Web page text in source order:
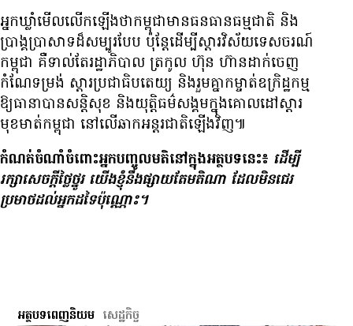
អ្នកឃ្លាំមើល​លើក​ឡើង​ថា​កម្ពុជា​មាន​ធនធាន​ធម្មជាតិ និង​
ប្រាង្គ​ប្រាសាទ​ដ៏​សម្បូរ​បែប ប៉ុន្តែ​ដើម្បី​ស្ដារ​វិស័យ​ទេសចរណ៍​
កម្ពុជា គឺ​ទាល់​តែ​រដ្ឋាភិបាល ត្រកូល ហ៊ុន ហ៊ាន​ដាក់​ចេញ​
កំណែទម្រង់ ស្ដារ​ប្រជាធិបតេយ្យ និង​រួមគ្នា​កម្ចាត់​ឧក្រិដ្ឋកម្ម​
ឱ្យ​ធានា​បាន​សន្តិសុខ និង​យុត្តិធម៌​សង្គម​ក្នុង​គោលដៅ​ស្ដារ​
មុខមាត់​កម្ពុជា នៅ​លើ​ឆាក​អន្តរជាតិ​ឡើងវិញ៕
កំណត់​ចំណាំ​ចំពោះ​អ្នក​បញ្ចូល​មតិ​នៅ​ក្នុង​អត្ថបទ​នេះ៖ ដើម្បី​
រក្សា​សេចក្ដី​ថ្លៃថ្នូរ យើង​ខ្ញុំ​នឹង​ផ្សាយ​តែ​មតិ​ណា ដែល​មិន​ជេរ​
ប្រមាថ​ដល់​អ្នក​ដទៃ​ប៉ុណ្ណោះ។
អត្ថបទពេញនិយម សេដ្ឋកិច្ច